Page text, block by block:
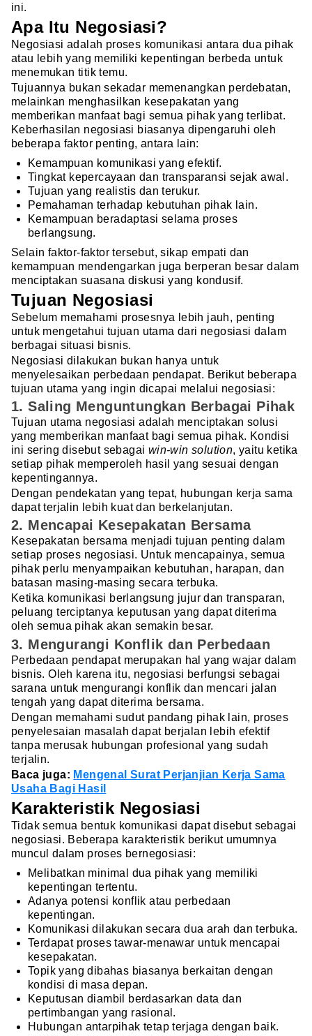
ini.
Apa Itu Negosiasi?
Negosiasi adalah proses komunikasi antara dua pihak
atau lebih yang memiliki kepentingan berbeda untuk
menemukan titik temu.
Tujuannya bukan sekadar memenangkan perdebatan,
melainkan menghasilkan kesepakatan yang
memberikan manfaat bagi semua pihak yang terlibat.
Keberhasilan negosiasi biasanya dipengaruhi oleh
beberapa faktor penting, antara lain:
Kemampuan komunikasi yang efektif.
Tingkat kepercayaan dan transparansi sejak awal.
Tujuan yang realistis dan terukur.
Pemahaman terhadap kebutuhan pihak lain.
Kemampuan beradaptasi selama proses
berlangsung.
Selain faktor-faktor tersebut, sikap empati dan
kemampuan mendengarkan juga berperan besar dalam
menciptakan suasana diskusi yang kondusif.
Tujuan Negosiasi
Sebelum memahami prosesnya lebih jauh, penting
untuk mengetahui tujuan utama dari negosiasi dalam
berbagai situasi bisnis.
Negosiasi dilakukan bukan hanya untuk
menyelesaikan perbedaan pendapat. Berikut beberapa
tujuan utama yang ingin dicapai melalui negosiasi:
1. Saling Menguntungkan Berbagai Pihak
Tujuan utama negosiasi adalah menciptakan solusi
yang memberikan manfaat bagi semua pihak. Kondisi
ini sering disebut sebagai win-win solution, yaitu ketika
setiap pihak memperoleh hasil yang sesuai dengan
kepentingannya.
Dengan pendekatan yang tepat, hubungan kerja sama
dapat terjalin lebih kuat dan berkelanjutan.
2. Mencapai Kesepakatan Bersama
Kesepakatan bersama menjadi tujuan penting dalam
setiap proses negosiasi. Untuk mencapainya, semua
pihak perlu menyampaikan kebutuhan, harapan, dan
batasan masing-masing secara terbuka.
Ketika komunikasi berlangsung jujur dan transparan,
peluang terciptanya keputusan yang dapat diterima
oleh semua pihak akan semakin besar.
3. Mengurangi Konflik dan Perbedaan
Perbedaan pendapat merupakan hal yang wajar dalam
bisnis. Oleh karena itu, negosiasi berfungsi sebagai
sarana untuk mengurangi konflik dan mencari jalan
tengah yang dapat diterima bersama.
Dengan memahami sudut pandang pihak lain, proses
penyelesaian masalah dapat berjalan lebih efektif
tanpa merusak hubungan profesional yang sudah
terjalin.
Baca juga: Mengenal Surat Perjanjian Kerja Sama
Usaha Bagi Hasil
Karakteristik Negosiasi
Tidak semua bentuk komunikasi dapat disebut sebagai
negosiasi. Beberapa karakteristik berikut umumnya
muncul dalam proses bernegosiasi:
Melibatkan minimal dua pihak yang memiliki
kepentingan tertentu.
Adanya potensi konflik atau perbedaan
kepentingan.
Komunikasi dilakukan secara dua arah dan terbuka.
Terdapat proses tawar-menawar untuk mencapai
kesepakatan.
Topik yang dibahas biasanya berkaitan dengan
kondisi di masa depan.
Keputusan diambil berdasarkan data dan
pertimbangan yang rasional.
Hubungan antarpihak tetap terjaga dengan baik.